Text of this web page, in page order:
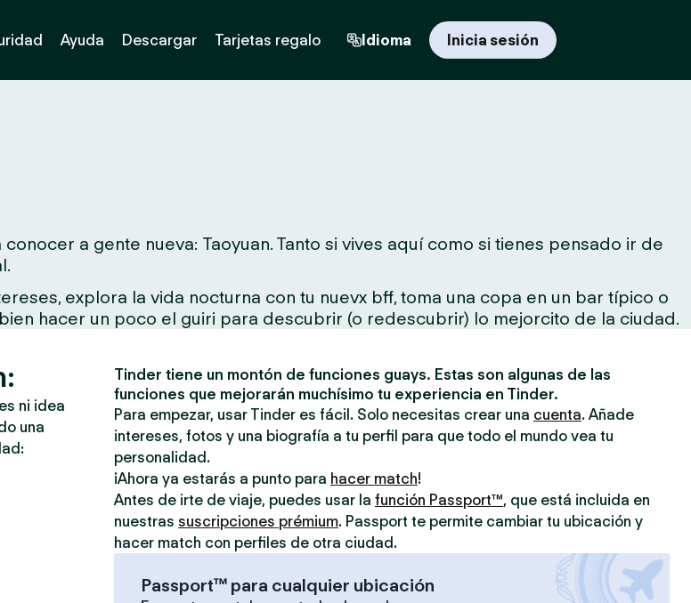
Ayuda Descargar Tarjetas regalo Idioma Inicia sesión
a gente nueva: Taoyuan. Tanto si vives aquí como si tienes pensado ir de
explora la vida nocturna con tu nuevx bff, toma una copa en un bar típico o
hacer un poco el guiri para descubrir (o redescubrir) lo mejorcito de la ciudad.
ni idea
una
Tinder tiene un montón de funciones guays. Estas son algunas de las
funciones que mejorarán muchísimo tu experiencia en Tinder.
Para empezar, usar Tinder es fácil. Solo necesitas crear una cuenta. Añade
intereses, fotos y una biografía a tu perfil para que todo el mundo vea tu
personalidad.
¡Ahora ya estarás a punto para hacer match!
Antes de irte de viaje, puedes usar la función Passport™, que está incluida en
nuestras suscripciones prémium. Passport te permite cambiar tu ubicación y
hacer match con perfiles de otra ciudad.
Passport™ para cualquier ubicación